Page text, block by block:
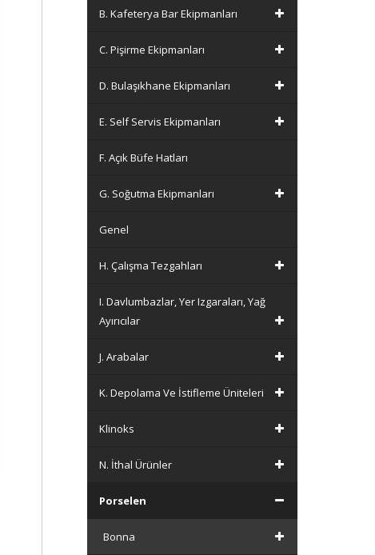
B. Kafeterya Bar Ekipmanları
C. Pişirme Ekipmanları
D. Bulaşıkhane Ekipmanları
E. Self Servis Ekipmanları
F. Açık Büfe Hatları
G. Soğutma Ekipmanları
Genel
H. Çalışma Tezgahları
I. Davlumbazlar, Yer Izgaraları, Yağ
Ayırıcılar
J. Arabalar
K. Depolama Ve İstifleme Üniteleri
Klinoks
N. İthal Ürünler
Porselen
Bonna